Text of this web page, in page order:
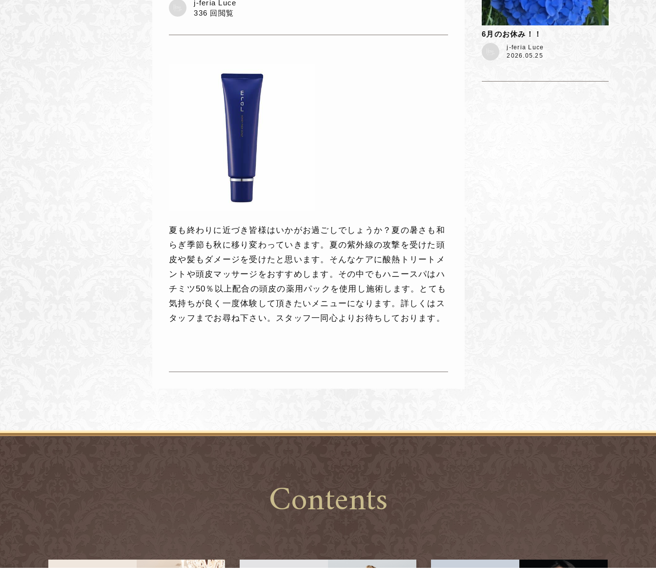
j-feria Luce
336 回閲覧
夏も終わりに近づき皆様はいかがお過ごしでしょうか？夏の暑さも和
らぎ季節も秋に移り変わっていきます。夏の紫外線の攻撃を受けた頭
皮や髪もダメージを受けたと思います。そんなケアに酸熱トリートメ
ントや頭皮マッサージをおすすめします。その中でもハニースパはハ
チミツ50％以上配合の頭皮の薬用パックを使用し施術します。とても
気持ちが良く一度体験して頂きたいメニューになります。詳しくはス
タッフまでお尋ね下さい。スタッフ一同心よりお待ちしております。
6月のお休み！！
j-feria Luce
2026.05.25
Contents